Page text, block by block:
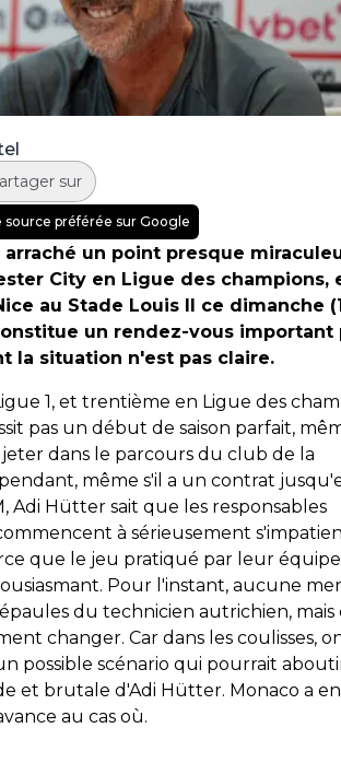
sur
préférée sur Google
arraché un point presque
City en Ligue des champions,
au Stade Louis II ce dimanche
un rendez-vous important
la situation n'est pas claire.
1, et trentième en Ligue des
pas un début de saison parfait,
dans le parcours du club de la
même s'il a un contrat
Adi Hütter sait que les responsables
à sérieusement
que le jeu pratiqué par leur
Pour l'instant, aucune
du technicien autrichien, mais
changer. Car dans les coulisses,
possible scénario qui pourrait
et brutale d'Adi Hütter. Monaco a
au cas où.